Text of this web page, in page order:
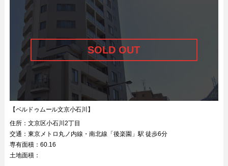
【ベルドゥムール文京小石川】
住所： 文京区小石川2丁目
交通： 東京メトロ丸ノ内線・南北線「後楽園」駅 徒歩6分
専有面積： 60.16
土地面積：